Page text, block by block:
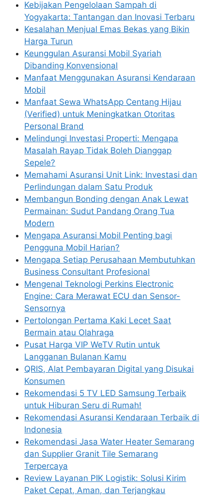
Kebijakan Pengelolaan Sampah di
Yogyakarta: Tantangan dan Inovasi Terbaru
Kesalahan Menjual Emas Bekas yang Bikin
Harga Turun
Keunggulan Asuransi Mobil Syariah
Dibanding Konvensional
Manfaat Menggunakan Asuransi Kendaraan
Mobil
Manfaat Sewa WhatsApp Centang Hijau
(Verified) untuk Meningkatkan Otoritas
Personal Brand
Melindungi Investasi Properti: Mengapa
Masalah Rayap Tidak Boleh Dianggap
Sepele?
Memahami Asuransi Unit Link: Investasi dan
Perlindungan dalam Satu Produk
Membangun Bonding dengan Anak Lewat
Permainan: Sudut Pandang Orang Tua
Modern
Mengapa Asuransi Mobil Penting bagi
Pengguna Mobil Harian?
Mengapa Setiap Perusahaan Membutuhkan
Business Consultant Profesional
Mengenal Teknologi Perkins Electronic
Engine: Cara Merawat ECU dan Sensor-
Sensornya
Pertolongan Pertama Kaki Lecet Saat
Bermain atau Olahraga
Pusat Harga VIP WeTV Rutin untuk
Langganan Bulanan Kamu
QRIS, Alat Pembayaran Digital yang Disukai
Konsumen
Rekomendasi 5 TV LED Samsung Terbaik
untuk Hiburan Seru di Rumah!
Rekomendasi Asuransi Kendaraan Terbaik di
Indonesia
Rekomendasi Jasa Water Heater Semarang
dan Supplier Granit Tile Semarang
Terpercaya
Review Layanan PIK Logistik: Solusi Kirim
Paket Cepat, Aman, dan Terjangkau